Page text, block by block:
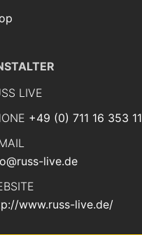
LIVE
+49 (0) 711 16 353 11
live.de
www.russ-live.de/